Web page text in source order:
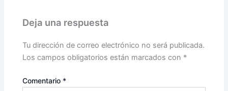
Deja una respuesta
Tu dirección de correo electrónico no será publicada.
Los campos obligatorios están marcados con *
Comentario *